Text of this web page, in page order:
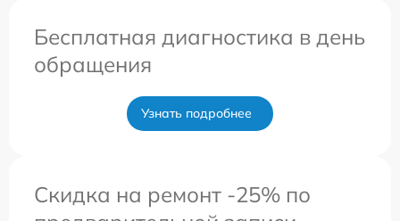
Бесплатная диагностика в день
обращения
Узнать подробнее
Скидка на ремонт -25% по